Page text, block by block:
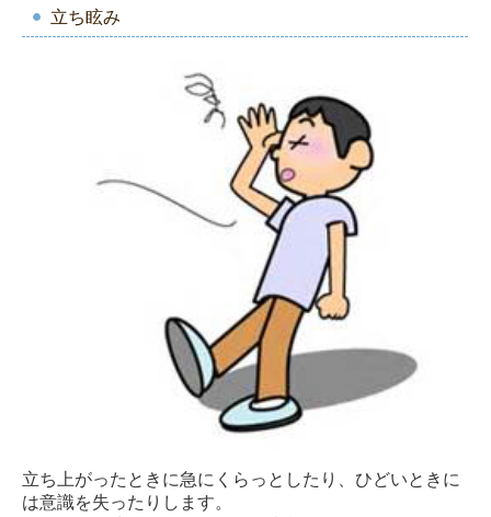
立ち眩み
立ち上がったときに急にくらっとしたり、ひどいときに
は意識を失ったりします。